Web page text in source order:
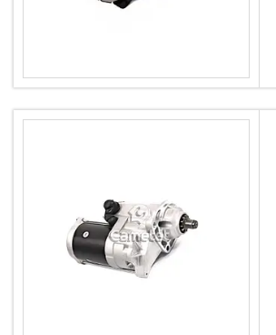
АКЦІЯ -40%
Запчастини для кондиціонерів
Запчастини для жаток
Генератори стартери
Проблискові маячки